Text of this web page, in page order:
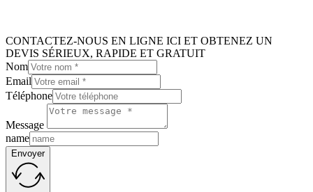
CONTACTEZ-NOUS EN LIGNE ICI ET OBTENEZ UN
DEVIS SÉRIEUX, RAPIDE ET GRATUIT
Nom
Email
Téléphone
Message
name
Envoyer